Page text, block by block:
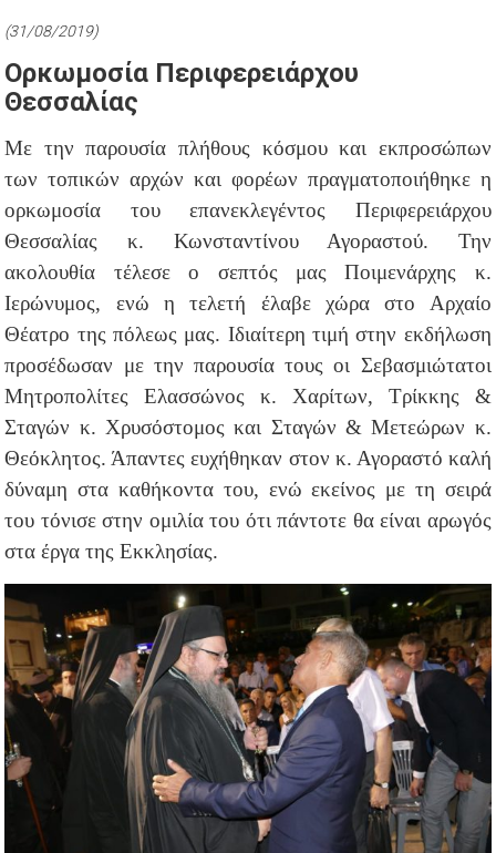
(31/08/2019)
Ορκωμοσία Περιφερειάρχου
Θεσσαλίας
Με την παρουσία πλήθους κόσμου και εκπροσώπων
των τοπικών αρχών και φορέων πραγματοποιήθηκε η
ορκωμοσία του επανεκλεγέντος Περιφερειάρχου
Θεσσαλίας κ. Κωνσταντίνου Αγοραστού. Την
ακολουθία τέλεσε ο σεπτός μας Ποιμενάρχης κ.
Ιερώνυμος, ενώ η τελετή έλαβε χώρα στο Αρχαίο
Θέατρο της πόλεως μας. Ιδιαίτερη τιμή στην εκδήλωση
προσέδωσαν με την παρουσία τους οι Σεβασμιώτατοι
Μητροπολίτες Ελασσώνος κ. Χαρίτων, Τρίκκης &
Σταγών κ. Χρυσόστομος και Σταγών & Μετεώρων κ.
Θεόκλητος. Άπαντες ευχήθηκαν στον κ. Αγοραστό καλή
δύναμη στα καθήκοντα του, ενώ εκείνος με τη σειρά
του τόνισε στην ομιλία του ότι πάντοτε θα είναι αρωγός
στα έργα της Εκκλησίας.